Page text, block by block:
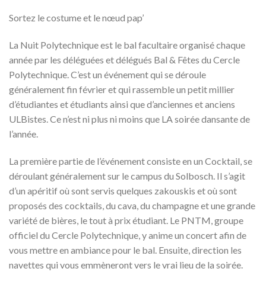
Sortez le costume et le nœud pap’
La Nuit Polytechnique est le bal facultaire organisé chaque
année par les déléguées et délégués Bal & Fêtes du Cercle
Polytechnique. C’est un événement qui se déroule
généralement fin février et qui rassemble un petit millier
d’étudiantes et étudiants ainsi que d’anciennes et anciens
ULBistes. Ce n’est ni plus ni moins que LA soirée dansante de
l’année.
La première partie de l’événement consiste en un Cocktail, se
déroulant généralement sur le campus du Solbosch. Il s’agit
d’un apéritif où sont servis quelques zakouskis et où sont
proposés des cocktails, du cava, du champagne et une grande
variété de bières, le tout à prix étudiant. Le PNTM, groupe
officiel du Cercle Polytechnique, y anime un concert afin de
vous mettre en ambiance pour le bal. Ensuite, direction les
navettes qui vous emmèneront vers le vrai lieu de la soirée.